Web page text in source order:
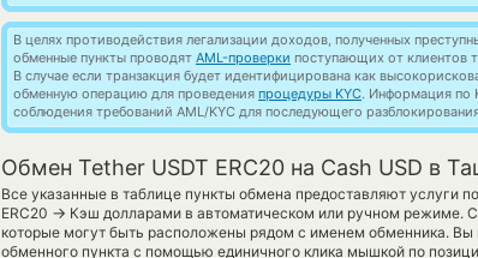
В целях противодействия легализации доходов, полученных
обменные пункты проводят AML-проверки поступающих от клиентов
В случае если транзакция будет идентифицирована как
обменную операцию для проведения процедуры KYC. Информация по
соблюдения требований AML/KYC для последующего
Обмен Tether USDT ERC20 на Cash USD в
Все указанные в таблице пункты обмена предоставляют услуги
ERC20 → Кэш долларами в автоматическом или ручном режиме.
которые могут быть расположены рядом с именем обменника.
обменного пункта с помощью единичного клика мышкой по